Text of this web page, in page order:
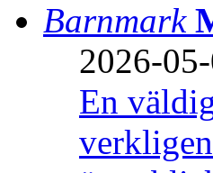
Barnmark
2026-
En